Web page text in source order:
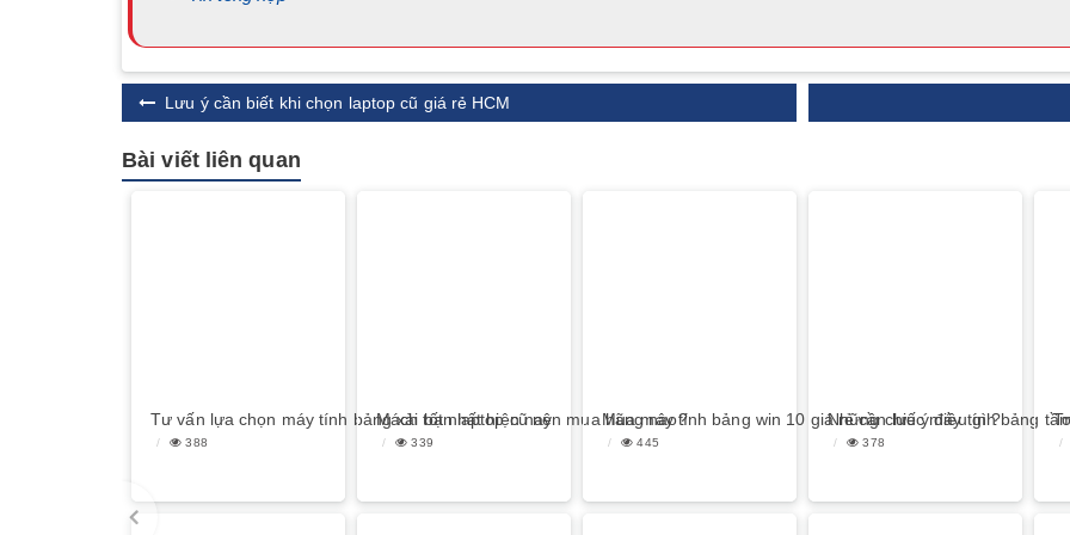
Lưu ý cần biết khi chọn laptop cũ giá rẻ HCM
Bài viết liên quan
Tư vấn lựa chọn máy tính bảng xài tốt nhất hiện nay
388
Mách bạn laptop cũ nên mua hãng nào?
339
Mua máy tính bảng win 10 giá rẻ cần lưu ý điều gì ?
445
Những chiếc máy tính bảng
378